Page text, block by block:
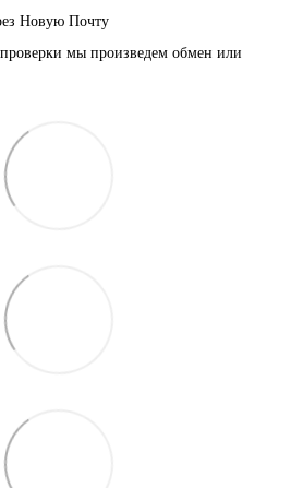
Новую Почту
мы произведем обмен или